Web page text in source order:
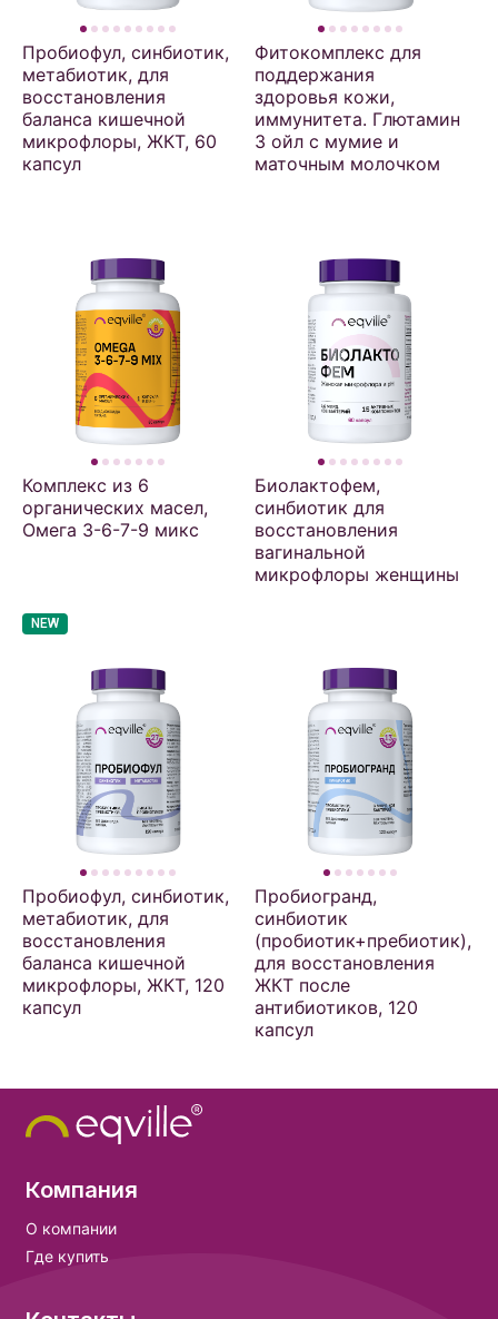
Пробиофул, синбиотик,
метабиотик, для
восстановления
баланса кишечной
микрофлоры, ЖКТ, 60
капсул
Фитокомплекс для
поддержания
здоровья кожи,
иммунитета. Глютамин
3 ойл с мумие и
маточным молочком
Комплекс из 6
органических масел,
Омега 3-6-7-9 микс
Биолактофем,
синбиотик для
восстановления
вагинальной
микрофлоры женщины
NEW
Пробиофул, синбиотик,
метабиотик, для
восстановления
баланса кишечной
микрофлоры, ЖКТ, 120
капсул
Пробиогранд,
синбиотик
(пробиотик+пребиотик),
для восстановления
ЖКТ после
антибиотиков, 120
капсул
Компания
О компании
Где купить